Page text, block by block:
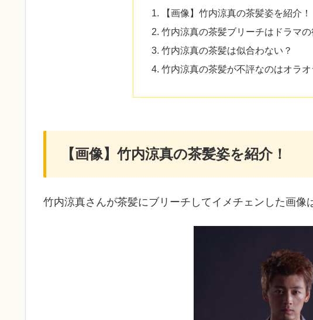
【画像】竹内涼真の茶髪姿を紹介！
竹内涼真の茶髪ブリーチはドラマ
竹内涼真の茶髪は似合わない？
竹内涼真の茶髪が不評なのはオラ
【画像】竹内涼真の茶髪姿を紹介！
竹内涼真さんが茶髪にブリーチしてイメチェンした画像